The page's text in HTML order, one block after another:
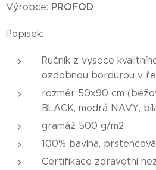
Výrobce: PROFOD
Popisek:
Ručník z vysoce
ozdobnou bordurou v
rozměr 50x90 cm
BLACK, modrá NAVY,
gramáž 500 g/m2
100% bavlna,
Certifikace zdravotní